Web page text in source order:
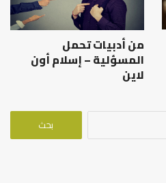
من أدبيات تحمل
المسؤلية – إسلام أون
لاين
البحث